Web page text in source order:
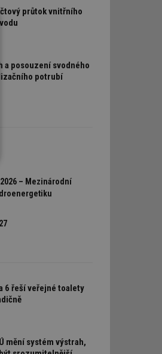
průtok vnitřního
a posouzení svodného
potrubí
– Mezinárodní
6 řeší veřejné toalety
mění systém výstrah,